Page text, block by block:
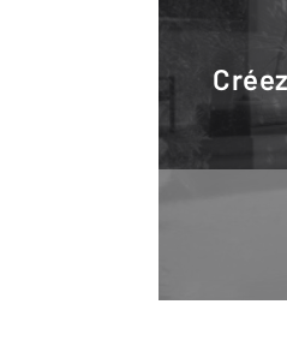
Créez-vous une alerte mail pour être averti quand une annonce est en ligne et consultez la